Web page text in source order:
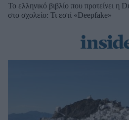
Το ελληνικό βιβλίο που προτείνει η
στο σχολείο: Τι εστί «Deepfake»